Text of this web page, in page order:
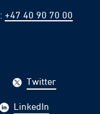
: +47 40 90 70 00
Twitter
LinkedIn